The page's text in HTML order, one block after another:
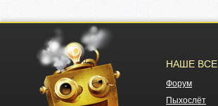
НАШЕ ВСЕ
Форум
Пыхослёт